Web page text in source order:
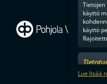
Tietojen
käyttö
käyttö
Lue lisää